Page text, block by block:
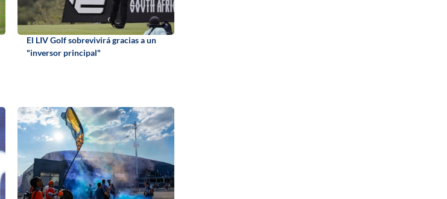
El LIV Golf sobrevivirá gracias a un
"inversor principal"